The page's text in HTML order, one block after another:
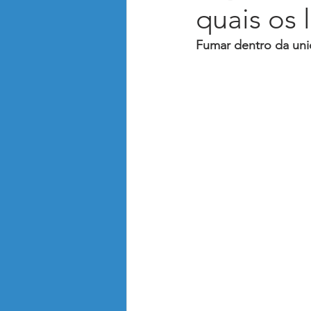
Animais de Estimação Pet
quais os
Fumar dentro da